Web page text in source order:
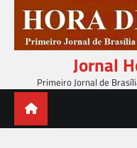
content
Jornal
Primeiro Jornal de